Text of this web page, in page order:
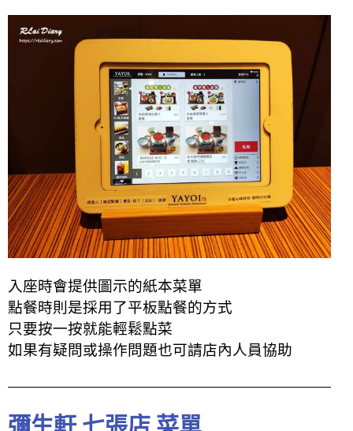
入座時會提供圖示的紙本菜單
點餐時則是採用了平板點餐的方式
只要按一按就能輕鬆點菜
如果有疑問或操作問題也可請店內人員協助